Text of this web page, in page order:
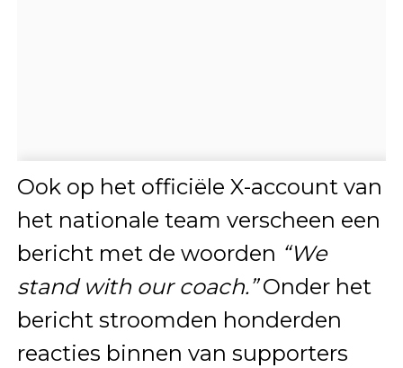
Ook op het officiële X-account van
het nationale team verscheen een
bericht met de woorden “We
stand with our coach.”Onder het
bericht stroomden honderden
reacties binnen van supporters